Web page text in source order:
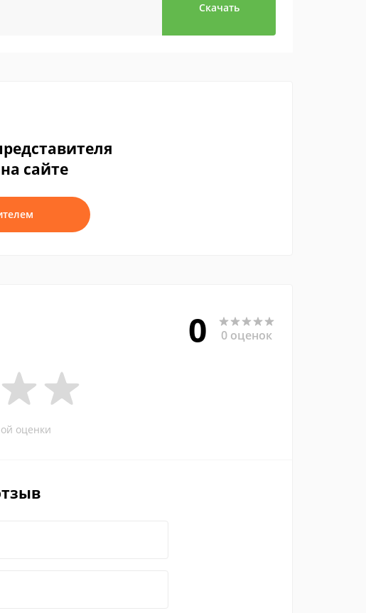
Скачать
сайте
0 0 оценок
оценки